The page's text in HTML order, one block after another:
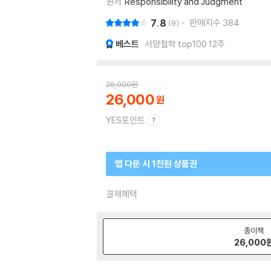
7.8 9 판매지수 384
베스트 서양철학 top100 12주
26,000원
26,000
YES포인트
앱 다운 시 1천원 상품권
결제혜택
종이책
26,000